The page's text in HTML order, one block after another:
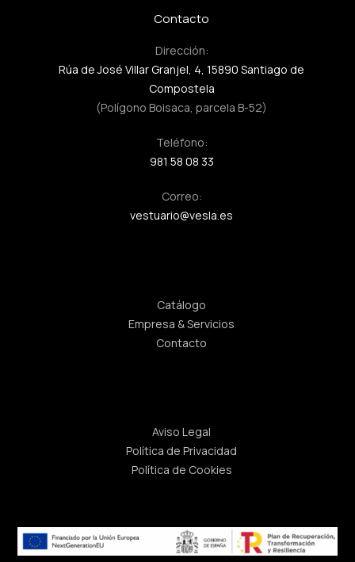
Contacto
Dirección:
Rúa de José Villar Granjel, 4, 15890 Santiago de
Compostela
(Polígono Boisaca, parcela B-52)
Teléfono:
981 58 08 33
Correo:
vestuario@vesla.es
Catálogo
Empresa & Servicios
Contacto
Aviso Legal
Política de Privacidad
Política de Cookies